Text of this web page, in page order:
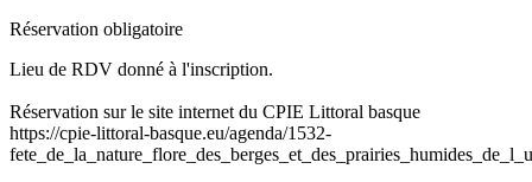
Réservation obligatoire
Lieu de RDV donné à l'inscription.
Réservation sur le site internet du CPIE Littoral basque
https://cpie-littoral-basque.eu/agenda/1532-